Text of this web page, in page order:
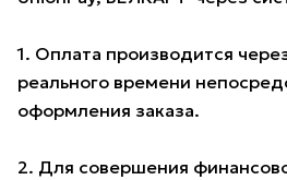
1. Оплата производится
реального времени
оформления заказа.
2. Для совершения